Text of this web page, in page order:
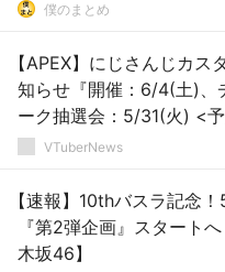
僕のまとめ
【APEX】にじさんじカス
知らせ『開催：6/4(土)、
ーク抽選会：5/31(火) <
ム無し』
VTuberNews
【速報】10thバスラ記念
『第2弾企画』スタート
木坂46】